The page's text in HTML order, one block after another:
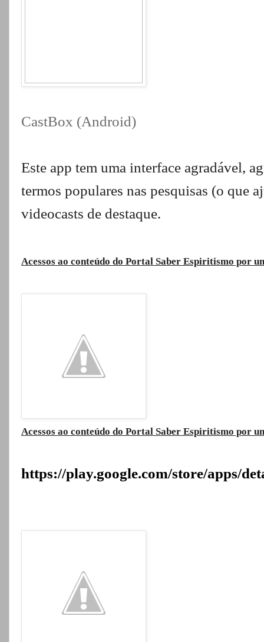
CastBox (Android)
Este app tem uma interface agradável,
termos populares nas pesquisas (o que
videocasts de destaque.
Acessos ao conteúdo do Portal Saber Espiritismo por
Acessos ao conteúdo do Portal Saber Espiritismo por
https://play.google.com/store/apps/